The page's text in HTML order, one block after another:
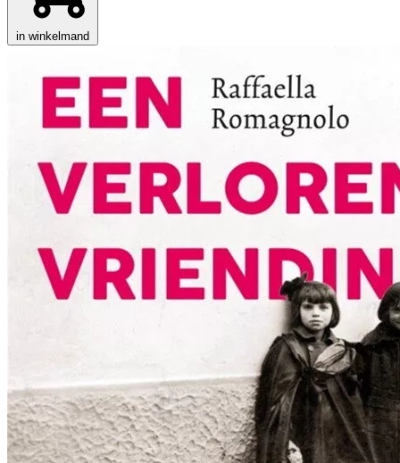
in winkelmand